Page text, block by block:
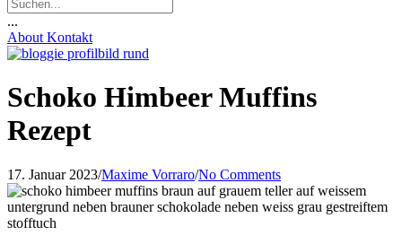
...
About Kontakt
Schoko Himbeer Muffins
Rezept
17. Januar 2023/Maxime Vorraro/No Comments